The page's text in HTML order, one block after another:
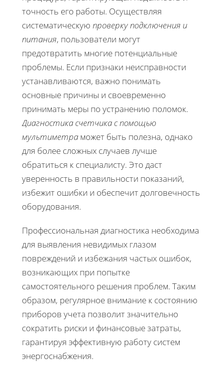
точность его работы. Осуществляя
систематическую проверку подключения и
питания, пользователи могут
предотвратить многие потенциальные
проблемы. Если признаки неисправности
устанавливаются, важно понимать
основные причины и своевременно
принимать меры по устранению поломок.
Диагностика счетчика с помощью
мультиметра может быть полезна, однако
для более сложных случаев лучше
обратиться к специалисту. Это даст
уверенность в правильности показаний,
избежит ошибки и обеспечит долговечность
оборудования.
Профессиональная диагностика необходима
для выявления невидимых глазом
повреждений и избежания частых ошибок,
возникающих при попытке
самостоятельного решения проблем. Таким
образом, регулярное внимание к состоянию
приборов учета позволит значительно
сократить риски и финансовые затраты,
гарантируя эффективную работу систем
энергоснабжения.